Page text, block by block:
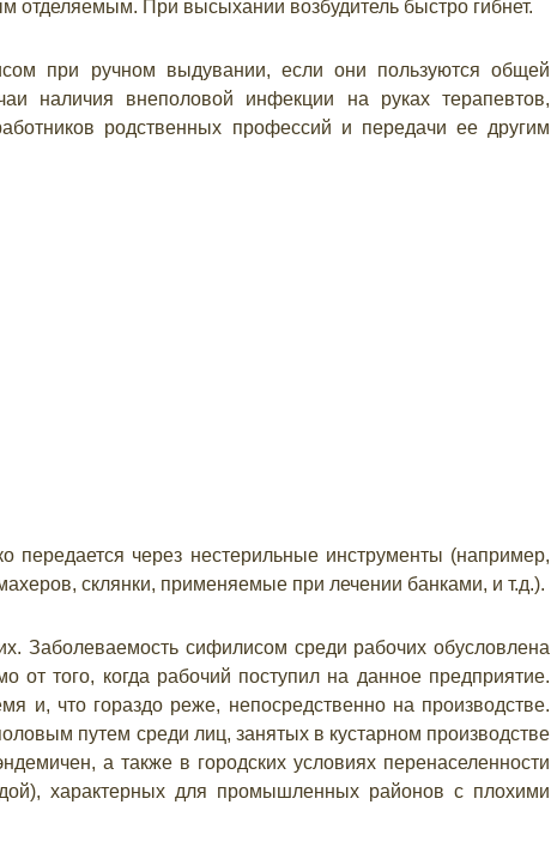
отделяемым. При высыхании возбудитель быстро гибнет.
при ручном выдувании, если они пользуются общей
наличия внеполовой инфекции на руках терапевтов,
родственных профессий и передачи ее другим
передается через нестерильные инструменты (например,
склянки, применяемые при лечении банками, и т.д.).
Заболеваемость сифилисом среди рабочих обусловлена
от того, когда рабочий поступил на данное предприятие.
и, что гораздо реже, непосредственно на производстве.
путем среди лиц, занятых в кустарном производстве
а также в городских условиях перенаселенности
характерных для промышленных районов с плохими